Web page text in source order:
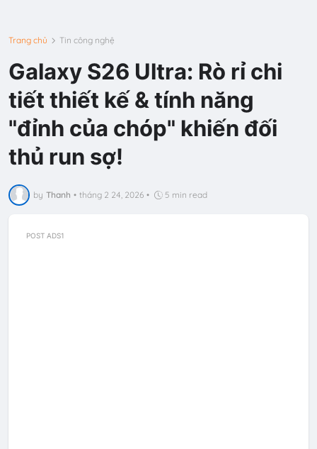
Trang chủ Tin công nghệ
Galaxy S26 Ultra: Rò rỉ chi
tiết thiết kế & tính năng
"đỉnh của chóp" khiến đối
thủ run sợ!
by Thanh • tháng 2 24, 2026 • 5 min read
POST ADS1